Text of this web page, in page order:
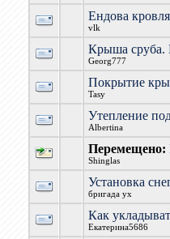
Ендова
vlk
Крыша сруба.
Georg777
Покрытие
Tasy
Утепление
Albertina
Перемещено:
Shinglas
Установка
бригада ух
Как
Екатерина5686